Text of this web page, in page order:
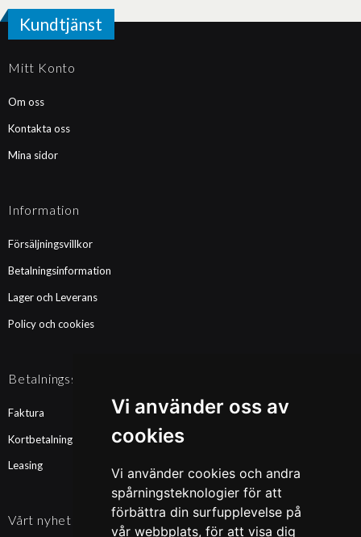
Vi använder oss av
cookies
Vi använder cookies och andra
spårningsteknologier för att
förbättra din surfupplevelse på
vår webbplats, för att visa dig
Kundtjänst
Mitt Konto
Om oss
Kontakta oss
Mina sidor
Information
Försäljningsvillkor
Betalningsinformation
Lager och Leverans
Policy och cookies
Betalningssätt
Faktura
Kortbetalning
Leasing
Vårt nyhetsbrev